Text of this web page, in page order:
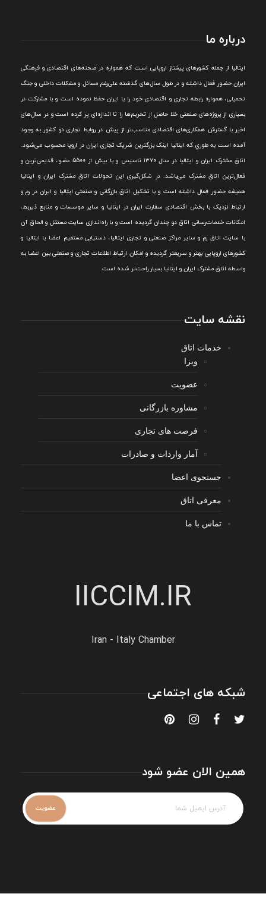
درباره ما
ايتاليا از جمله کشورهای پيشتاز اروپایی است که همواره در صحنه‌های اقتصادی و فرهنگی
ايران حضور فعال داشته و در طول سال‌های گذشته علی‌رغم مسائل و مشکلات داخلی و جنگ
تحميلی، همواره رابطه تجاری و اقتصادی خود را با ايران حفظ نموده است و با مشارکت در
بسياری از پروژه‌های صنعتی خلا حاصل از تحريم‌ها را تا اندازه‌ای پر کرده است و در سال‌های
اخير با گسترش همکاری‌های اقتصادی مناسب‌تر از پيش در روابط تجاری دو کشور به وجود
آمده است به طوري که ايتاليا اينک بزرگترين شريک تجاری ايران در اروپا محسوب می‌شود.
اتاق مشترک ایران و ایتالیا در سال ۱۳۷۰ تاسیس و با بیش از 5500 عضو، قدیمی‌ترین و
فعال‌ترین اتاق مشترک می‌باشد.در شکل‌گيری اين تحولات اتاق مشترک ايران و ايتاليا
هميشه حضور فعال داشته است و با تشکيل اتاق بازرگانی و صنعتی ايتاليا و ايران در رم و
ارتباط نزديک با بخش اقتصادی سفارت ايران در ايتاليا و ساير موسسات و منابع ذيربط،
امکانات خدمات‌رسانی اتاق دو چندان گرديده است و با راه‌اندازی سايت مستقل و الحاق آن
با سايت اتاق رم و ساير مراکز صنعتی و تجاری ايتاليا، دستيابی مستقيم اعضا با ايتاليا و
کشورهای اروپایی بهتر و سريعتر گرديده و امکان ارتباط اطلاعات تجاری و صنعتی بين اعضا به
واسطه اتاق مشترک ایران و ایتالیا بسیار راحت‌تر شده است.
نقشه سایت
خدمات اتاق
ویزا
عضویت
مشاوره بازرگانی
فرصت های تجاری
آمار واردات و صادرات
جستجوی اعضا
معرفی اتاق
تماس با ما
IICCIM.IR
Iran - Italy Chamber
شبکه های اجتماعی
همین الان عضو شود